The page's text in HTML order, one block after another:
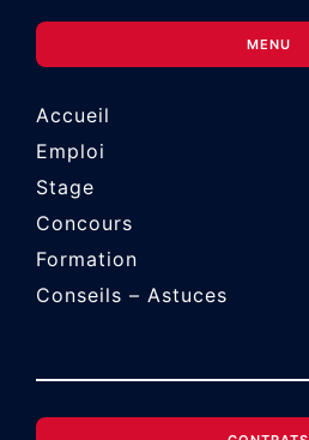
MENU
Accueil
Emploi
Stage
Concours
Formation
Conseils – Astuces